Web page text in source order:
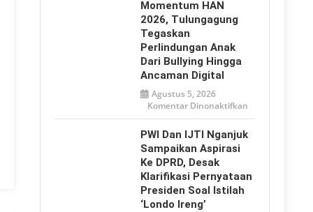
Momentum HAN
2026, Tulungagung
Tegaskan
Perlindungan Anak
Dari Bullying Hingga
Ancaman Digital
Agustus 5, 2026
Komentar Dinonaktifkan
HAN
2026,
Tulungagung
dari
Bullying
PWI Dan IJTI Nganjuk
Sampaikan Aspirasi
Ke DPRD, Desak
Klarifikasi Pernyataan
Presiden Soal Istilah
‘Londo Ireng’